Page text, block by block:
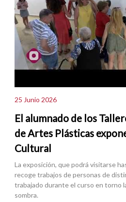
25 Junio 2026
El alumnado de los
de Artes Plásticas
Cultural
La exposición, que podrá visitarse
recoge trabajos de personas de
trabajado durante el curso en torno
sombra.